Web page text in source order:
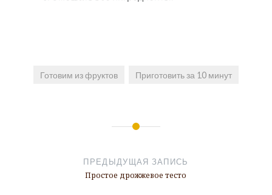
Готовим из фруктов Приготовить за 10 минут
ПРЕДЫДУЩАЯ ЗАПИСЬ
Простое дрожжевое тесто